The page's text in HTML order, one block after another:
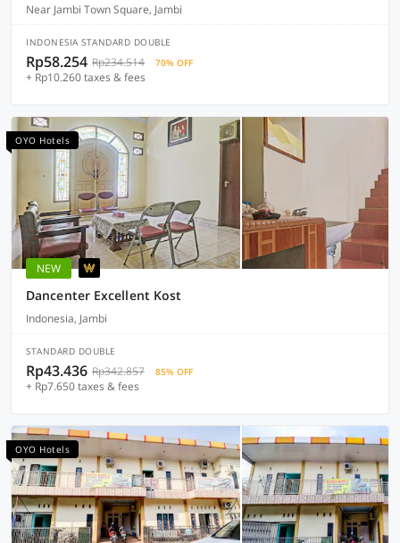
Near Jambi Town Square, Jambi
INDONESIA STANDARD DOUBLE
Rp58.254 Rp234.514 70% OFF
+ Rp10.260 taxes & fees
OYO Hotels
NEW
Dancenter Excellent Kost
Indonesia, Jambi
STANDARD DOUBLE
Rp43.436 Rp342.857 85% OFF
+ Rp7.650 taxes & fees
OYO Hotels